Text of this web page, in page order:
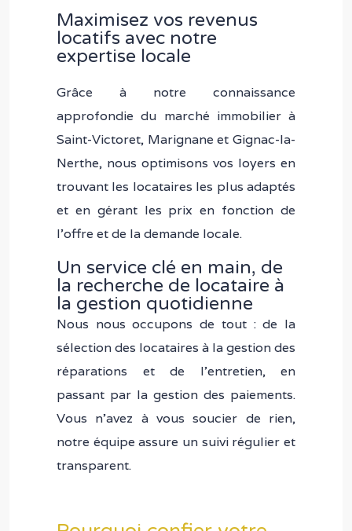
Maximisez vos revenus
locatifs avec notre
expertise locale
Grâce à notre connaissance
approfondie du marché immobilier à
Saint-Victoret, Marignane et Gignac-la-
Nerthe, nous optimisons vos loyers en
trouvant les locataires les plus adaptés
et en gérant les prix en fonction de
l’offre et de la demande locale.
Un service clé en main, de
la recherche de locataire à
la gestion quotidienne
Nous nous occupons de tout : de la
sélection des locataires à la gestion des
réparations et de l’entretien, en
passant par la gestion des paiements.
Vous n’avez à vous soucier de rien,
notre équipe assure un suivi régulier et
transparent.